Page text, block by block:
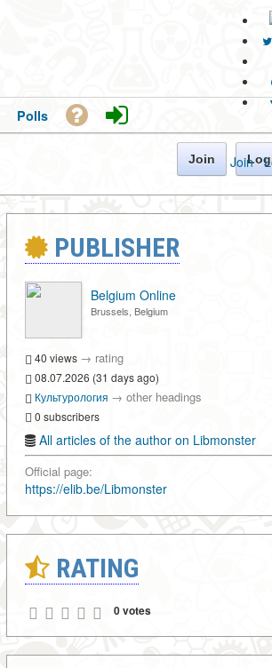
Join ·
Polls
Join
PUBLISHER
Belgium Online
Brussels, Belgium
40 views → rating
08.07.2026 (31 days ago)
Культурология → other headings
0 subscribers
All articles of the author on Libmonster
Official page:
https://elib.be/Libmonster
RATING
0 votes